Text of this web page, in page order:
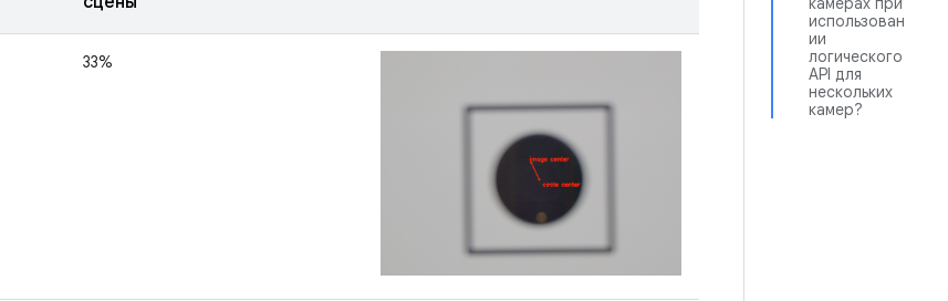
использован
ии
логического
API для
нескольких
камер?
33%